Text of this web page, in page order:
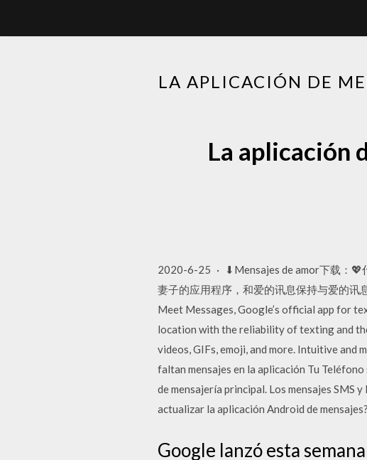
LA APLICACIÓN DE
La aplicación
2020-6-25 · ⬇Mensajes de amor下载：💖
妻子的应用程序，和爱的讯息保持与爱的讯
Meet Messages, Google’s official app for
location with the reliability of texting and
videos, GIFs, emoji, and more. Intuitive and
faltan mensajes en la aplicación Tu
de mensajería principal. Los mensajes SMS
actualizar la aplicación Android de
Google lanzó esta